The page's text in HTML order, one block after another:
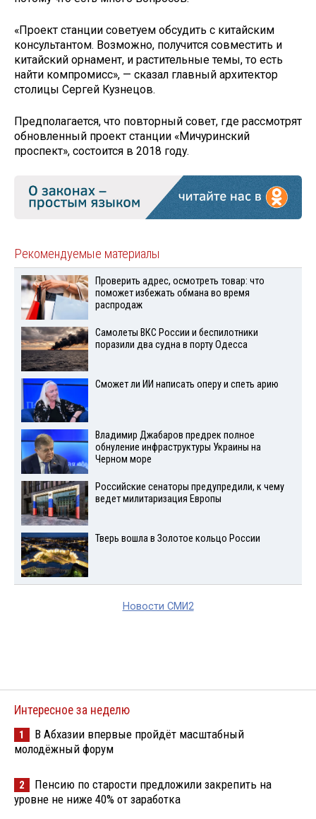
«Проект станции советуем обсудить с китайским
консультантом. Возможно, получится совместить и
китайский орнамент, и растительные темы, то есть
найти компромисс», — сказал главный архитектор
столицы Сергей Кузнецов.
Предполагается, что повторный совет, где рассмотрят
обновленный проект станции «Мичуринский
проспект», состоится в 2018 году.
Рекомендуемые материалы
Проверить адрес, осмотреть товар: что
поможет избежать обмана во время
распродаж
Самолеты ВКС России и беспилотники
поразили два судна в порту Одесса
Сможет ли ИИ написать оперу и спеть арию
Владимир Джабаров предрек полное
обнуление инфраструктуры Украины на
Черном море
Российские сенаторы предупредили, к чему
ведет милитаризация Европы
Тверь вошла в Золотое кольцо России
Новости СМИ2
Интересное за неделю
1
В Абхазии впервые пройдёт масштабный
молодёжный форум
2
Пенсию по старости предложили закрепить на
уровне не ниже 40% от заработка